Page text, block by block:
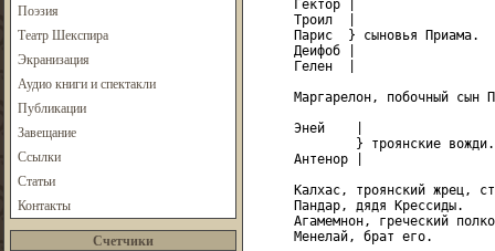
Поэзия
Театр Шекспира
Экранизация
Аудио книги и спектакли
Публикации
Завещание
Ссылки
Статьи
Контакты
Счетчики
     Гектор |
     Троил  |
     Парис  } сыновья Приама.
     Деифоб |
     Гелен  |
Маргарелон, побочный сын
     Эней    |
             } троянские вожди.
     Антенор |
Калхас, троянский жрец,
     Пандар, дядя Крессиды.
Агамемнон, греческий
     Менелай, брат его.